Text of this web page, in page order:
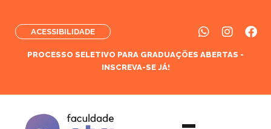
ACESSIBILIDADE
PROCESSO SELETIVO PARA GRADUAÇÕES ABERTAS -
INSCREVA-SE JÁ!